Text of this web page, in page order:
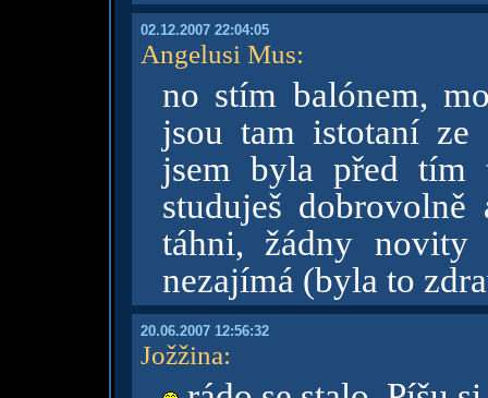
02.12.2007 22:04:05
Angelusi Mus:
no stím balónem,
jsou tam istotaní ze
jsem byla před tím
studuješ
táhni, žádny
nezajímá (byla to
20.06.2007 12:56:32
Jožžina: